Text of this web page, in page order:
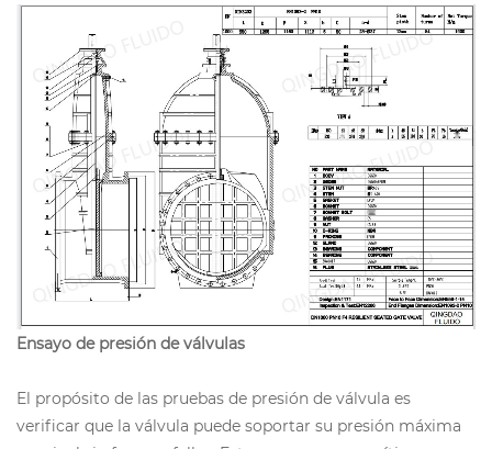
Ensayo de presión de válvulas
El propósito de las pruebas de presión de válvula es
verificar que la válvula puede soportar su presión máxima